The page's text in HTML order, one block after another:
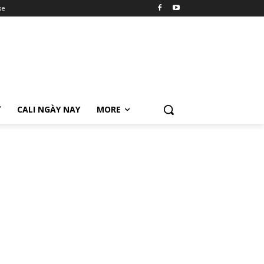
CALI NGÀY NAY MORE